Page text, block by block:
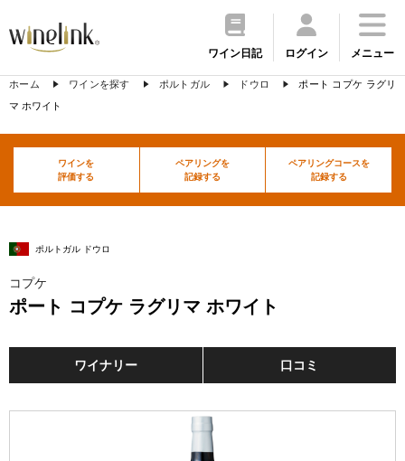
ワイン日記 ログイン メニュー
ホーム ワインを探す ポルトガル ドウロ
ポート コプケ ラグリ
マ ホワイト
ワインを
評価する
ペアリングを
記録する
ペアリングコースを
記録する
ポルトガル ドウロ
コプケ
ポート コプケ ラグリマ ホワイト
ワイナリー 口コミ